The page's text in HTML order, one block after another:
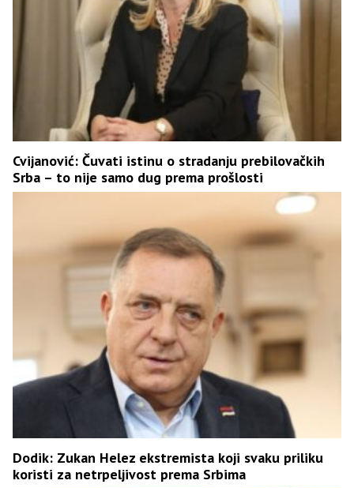
Cvijanović: Čuvati istinu o stradanju prebilovačkih
Srba – to nije samo dug prema prošlosti
Dodik: Zukan Helez ekstremista koji svaku priliku
koristi za netrpeljivost prema Srbima